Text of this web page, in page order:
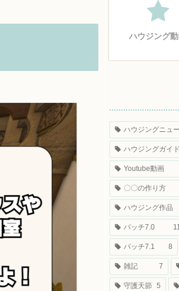
ハウジング
ハウジングニュ
ハウジングガイ
Youtube動画
〇〇の作り方
ハウジング作品
パッチ7.0
パッチ7.1 8
雑記 7
守護天節 5